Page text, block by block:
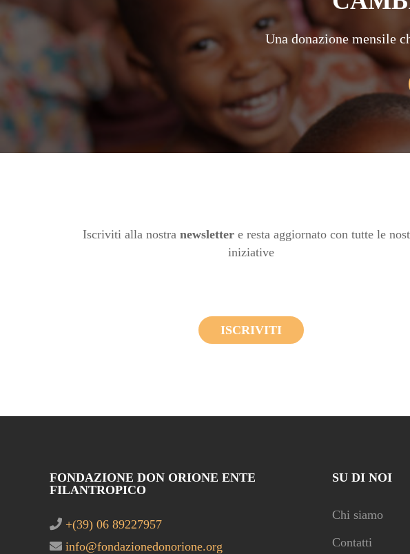
Una donazione mensile
Iscriviti alla nostra newslettere resta aggiornato con tutte le
iniziative
ISCRIVITI
FONDAZIONE DON ORIONE ENTE
FILANTROPICO
+(39) 06 89227957
info@fondazionedonorione.org
SU DI NOI
Chi siamo
Contatti